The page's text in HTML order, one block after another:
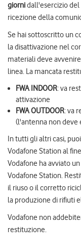
giornidall'esercizio
ricezione della
Se hai sottoscritto un
la disattivazione nel
materiali deve
linea. La mancata
FWA INDOOR: va
attivazione
FWA OUTDOOR: va
(l'antenna non deve
In tutti gli altri casi,
Vodafone Station al
Vodafone ha avviato
Vodafone Station.
il riuso o il corretto
la produzione di rifiuti
Vodafone non
restituzione.